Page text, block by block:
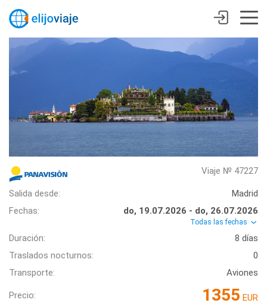
Viaje № 47227
Salida desde:
Madrid
Fechas:
do, 19.07.2026 - do, 26.07.2026
Todas las fechas
Duración:
8 días
Traslados nocturnos:
0
Transporte:
Aviones
Precio: 1355 EUR